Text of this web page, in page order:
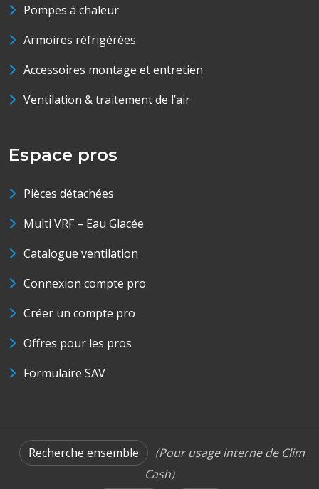
Pompes à chaleur
Armoires réfrigérées
Accessoires montage et entretien
Ventilation & traitement de l’air
Espace pros
Pièces détachées
Multi VRF – Eau Glacée
Catalogue ventilation
Connexion compte pro
Créer un compte pro
Offres pour les pros
Formulaire SAV
Recherche ensemble
(Pour usage interne de Clim
Cash)